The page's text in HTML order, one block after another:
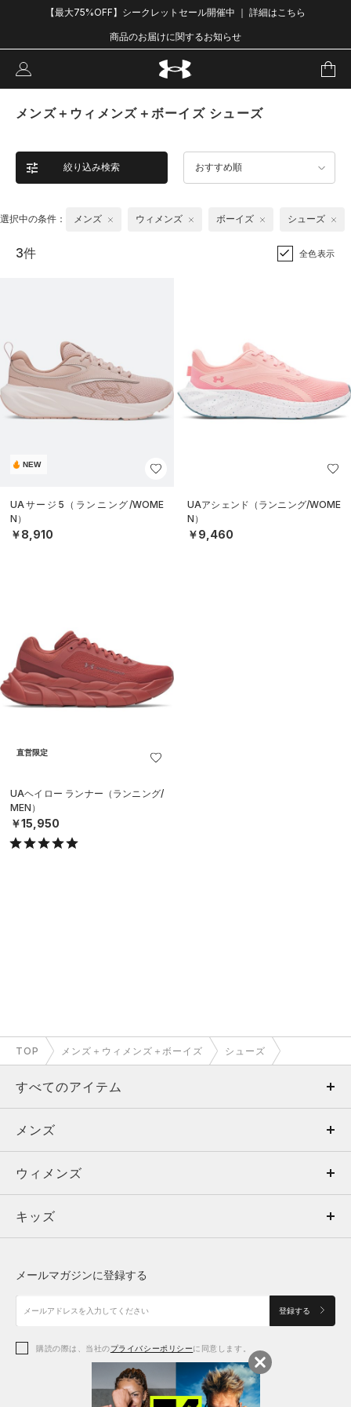
【最大75%OFF】シークレットセール開催中 ｜ 詳細はこちら
商品のお届けに関するお知らせ
メンズ＋ウィメンズ＋ボーイズ シューズ
絞り込み検索 おすすめ順
選択中の条件： メンズ ウィメンズ ボーイズ シューズ
3件 全色表示
NEW
UAサージ5（ランニング/WOME
N）
￥8,910
UAアシェンド（ランニング/WOME
N）
￥9,460
直営限定
UAヘイロー ランナー（ランニング/
MEN）
￥15,950
TOP メンズ＋ウィメンズ＋ボーイズ シューズ
すべてのアイテム
メンズ
ウィメンズ
キッズ
アクセサリー
メンズ
トップス
ボトムス
アクセサリー
ウィメンズ
トップス
シューズ
アクセサリー
キッズ
シューズ
メールマガジンに登録する
登録する
購読の際は、当社のプライバシーポリシーに同意します。